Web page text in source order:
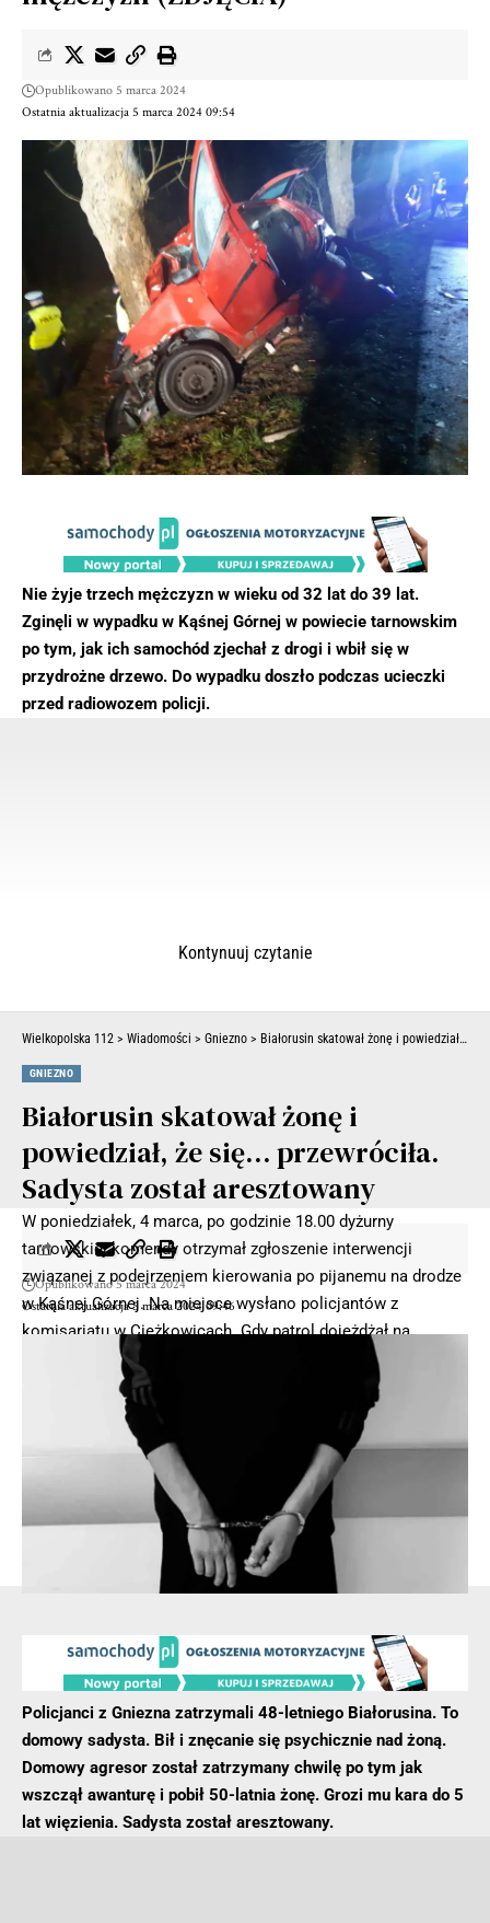
Ostatnia aktualizacja 5 marca 2024 09:54
Opublikowano 5 marca 2024
Nie żyje trzech mężczyzn w wieku od 32 lat do 39 lat.
Zginęli w wypadku w Kąśnej Górnej w powiecie tarnowskim
po tym, jak ich samochód zjechał z drogi i wbił się w
przydrożne drzewo. Do wypadku doszło podczas ucieczki
przed radiowozem policji.
W poniedziałek, 4 marca, po godzinie 18.00 dyżurny
tarnowskiej komendy otrzymał zgłoszenie interwencji
związanej z podejrzeniem kierowania po pijanemu na drodze
w Kąśnej Górnej. Na miejsce wysłano policjantów z
komisariatu w Ciężkowicach. Gdy patrol dojeżdżał na
miejsce z przeciwnego kierunku jechał wskazany w
zgłoszeniu czerwony fiat.
Policjanci używając sygnałów dając kierowcy znaki do
zatrzymania się. Kierowca fiata zaczął jednak uciekać.
Policjanci zawrócili, ale fiat zniknął im z pola widzenia. Po
przejechaniu kilkuset metrów zauważyli tylne światła
czerwonego samochodu, który był wbity w przydrożne
drzewo znajdujące się po prawej stronie drogi.
- Reklama -
Kontynuuj czytanie
Wielkopolska 112 > Wiadomości > Gniezno > Białorusin skatował żonę i powiedział, że się… przewróciła. Sadysta został aresztowany
GNIEZNO
Białorusin skatował żonę i
powiedział, że się… przewróciła.
Sadysta został aresztowany
Ostatnia aktualizacja 5 marca 2024 09:46
Opublikowano 5 marca 2024
Policjanci z Gniezna zatrzymali 48-letniego Białorusina. To
domowy sadysta. Bił i znęcanie się psychicznie nad żoną.
Domowy agresor został zatrzymany chwilę po tym jak
wszczął awanturę i pobił 50-latnia żonę. Grozi mu kara do 5
lat więzienia. Sadysta został aresztowany.